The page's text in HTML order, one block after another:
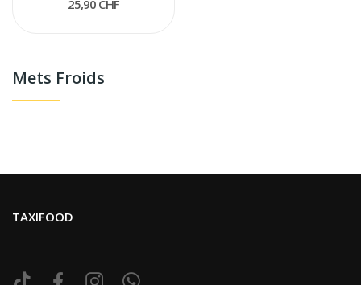
Mets Froids
25,90 CHF
TAXIFOOD